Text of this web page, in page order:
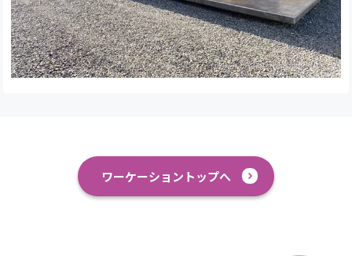
ワーケーショントップへ